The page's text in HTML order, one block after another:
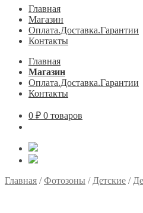
Главная
Магазин
Оплата.Доставка.Гарантии
Контакты
Главная
Магазин
Оплата.Доставка.Гарантии
Контакты
0 ₽ 0 товаров
Главная /Фотозоны / Детские /